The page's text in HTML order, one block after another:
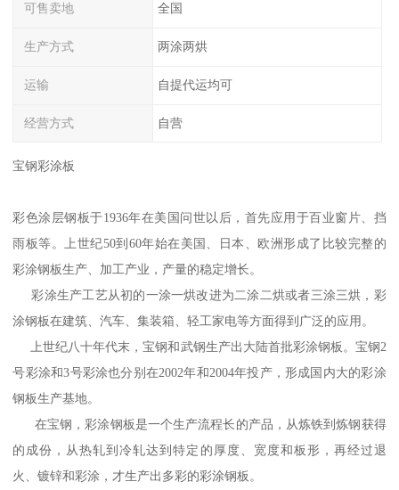
可售卖地 全国
生产方式 两涂两烘
运输 自提代运均可
经营方式 自营
宝钢彩涂板
彩色涂层钢板于1936年在美国问世以后，首先应用于百业窗片、挡
雨板等。上世纪50到60年始在美国、日本、欧洲形成了比较完整的
彩涂钢板生产、加工产业，产量的稳定增长。
彩涂生产工艺从初的一涂一烘改进为二涂二烘或者三涂三烘，彩
涂钢板在建筑、汽车、集装箱、轻工家电等方面得到广泛的应用。
上世纪八十年代末，宝钢和武钢生产出大陆首批彩涂钢板。宝钢2
号彩涂和3号彩涂也分别在2002年和2004年投产，形成国内大的彩涂
钢板生产基地。
在宝钢，彩涂钢板是一个生产流程长的产品，从炼铁到炼钢获得
的成份，从热轧到冷轧达到特定的厚度、宽度和板形，再经过退
火、镀锌和彩涂，才生产出多彩的彩涂钢板。